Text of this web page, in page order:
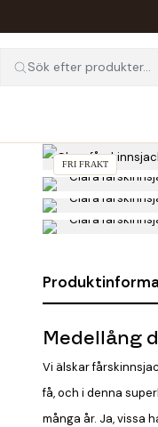
Sök efter produkter...
FRI FRAKT
Medellång
Vi älskar
få, och i denna
många år. Ja, vissa